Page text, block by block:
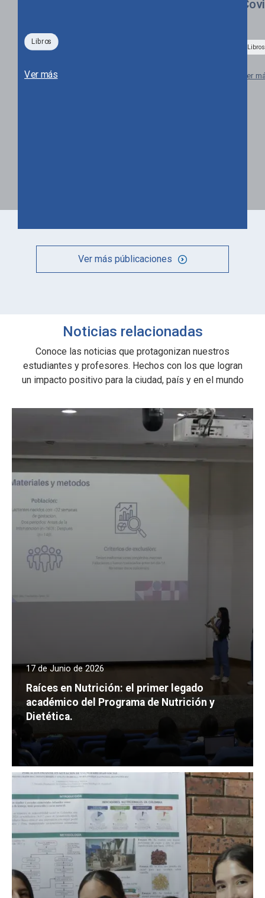
Libros
Ver más
Libros
Ver
Ver más públicaciones
Noticias relacionadas
Conoce las noticias que protagonizan nuestros
estudiantes y profesores. Hechos con los que logran
un impacto positivo para la ciudad, país y en el mundo
17 de Junio de 2026
Raíces en Nutrición: el primer legado
académico del Programa de Nutrición y
Dietética.